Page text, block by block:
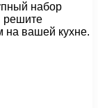
набор
решите
на вашей кухне.